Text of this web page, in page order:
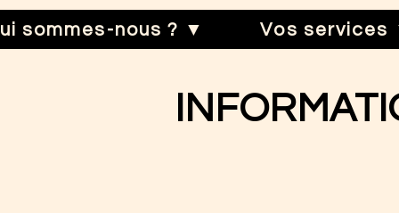
sommes-nous ? ▼ Vos services